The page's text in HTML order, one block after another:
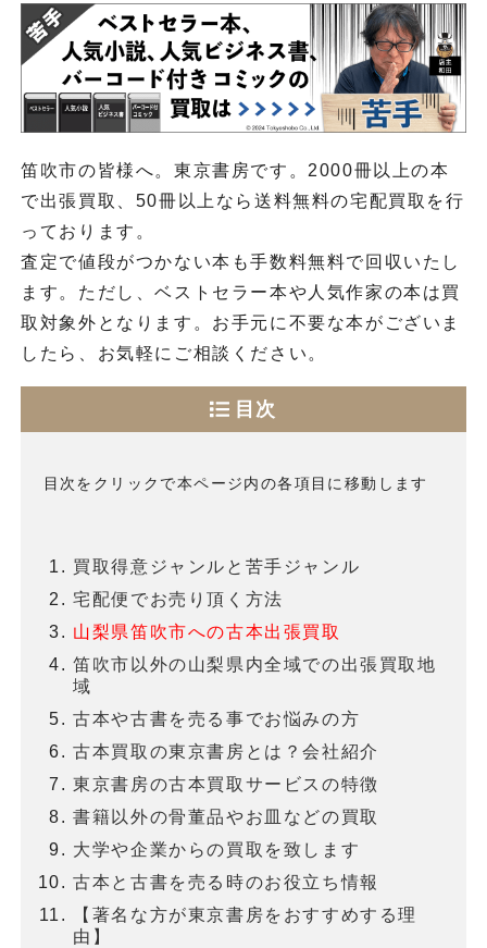
笛吹市の皆様へ。東京書房です。2000冊以上の本
で出張買取、50冊以上なら送料無料の宅配買取を行
っております。
査定で値段がつかない本も手数料無料で回収いたし
ます。ただし、ベストセラー本や人気作家の本は買
取対象外となります。お手元に不要な本がございま
したら、お気軽にご相談ください。
目次
目次をクリックで本ページ内の各項目に移動します
買取得意ジャンルと苦手ジャンル
宅配便でお売り頂く方法
山梨県笛吹市への古本出張買取
笛吹市以外の山梨県内全域での出張買取地
域
古本や古書を売る事でお悩みの方
古本買取の東京書房とは？会社紹介
東京書房の古本買取サービスの特徴
書籍以外の骨董品やお皿などの買取
大学や企業からの買取を致します
古本と古書を売る時のお役立ち情報
【著名な方が東京書房をおすすめする理
由】